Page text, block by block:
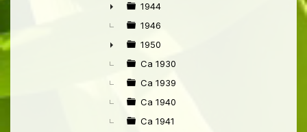
►
►
1944
1946
►
1950
Ca 1930
Ca 1939
Ca 1940
Ca 1941